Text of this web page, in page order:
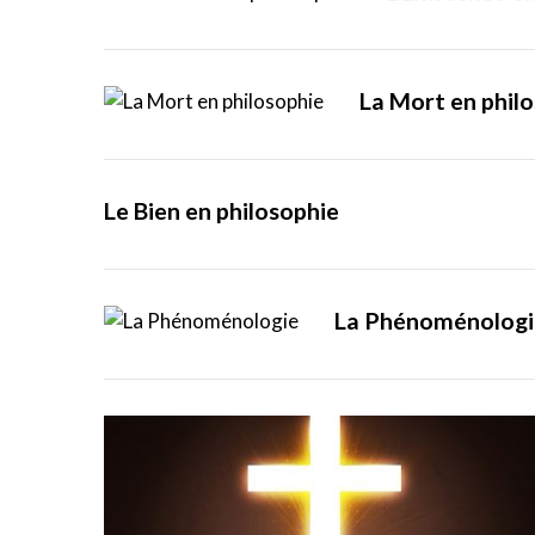
La Mort en
Le Bien en philosophie
La
a
c
: